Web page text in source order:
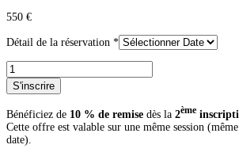
550 €
Détail de la réservation *
quantité
de
Rendez-
des
managers
de
S'inscrire
Bénéficiez de 10 % de remise dès la 2ème
Cette offre est valable sur une même session
date).